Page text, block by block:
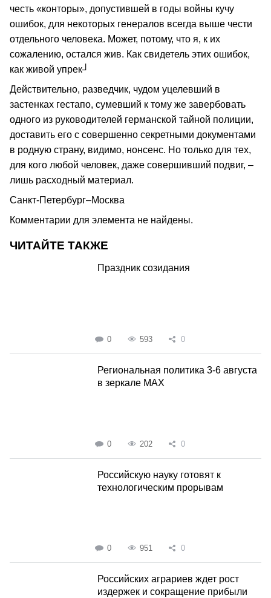
честь «конторы», допустившей в годы войны кучу
ошибок, для некоторых генералов всегда выше чести
отдельного человека. Может, потому, что я, к их
сожалению, остался жив. Как свидетель этих ошибок,
как живой упрек┘
Действительно, разведчик, чудом уцелевший в
застенках гестапо, сумевший к тому же завербовать
одного из руководителей германской тайной полиции,
доставить его с совершенно секретными документами
в родную страну, видимо, нонсенс. Но только для тех,
для кого любой человек, даже совершивший подвиг, –
лишь расходный материал.
Санкт-Петербург–Москва
Комментарии для элемента не найдены.
ЧИТАЙТЕ ТАКЖЕ
Праздник созидания
0 593 0
Региональная политика 3-6 августа
в зеркале MAX
0 202 0
Российскую науку готовят к
технологическим прорывам
0 951 0
Российских аграриев ждет рост
издержек и сокращение прибыли